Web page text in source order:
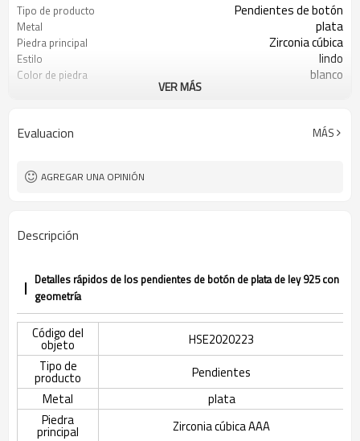
Tipo de producto Pendientes de botón
Metal plata
Piedra principal Zirconia cúbica
Estilo lindo
Color de piedra blanco
VER MÁS
Evaluacion MÁS
AGREGAR UNA OPINIÓN
Descripción
Detalles rápidos de los pendientes de botón de plata de ley 925 con
geometría
Código del
objeto
HSE2020223
Tipo de
producto
Pendientes
Metal
plata
Piedra
principal
Zirconia cúbica AAA